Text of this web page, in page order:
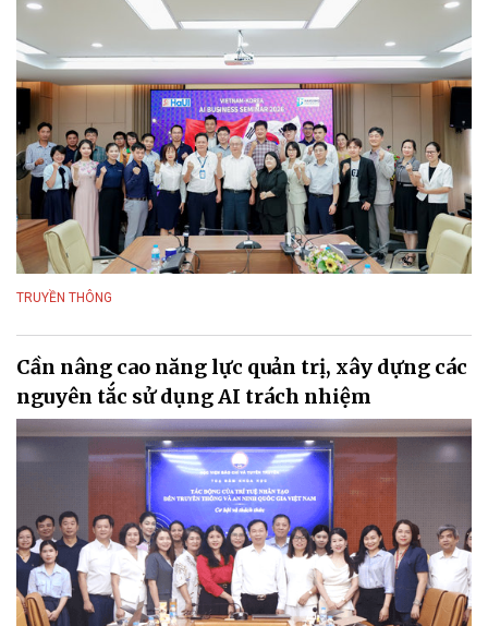
TRUYỀN THÔNG
Cần nâng cao năng lực quản trị, xây dựng các
nguyên tắc sử dụng AI trách nhiệm